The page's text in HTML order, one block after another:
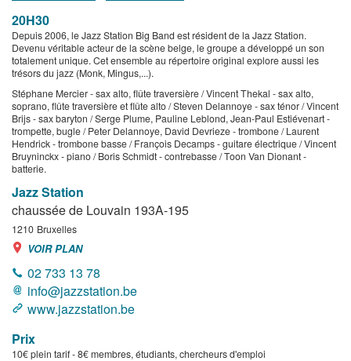
20H30
Depuis 2006, le Jazz Station Big Band est résident de la Jazz Station.
Devenu véritable acteur de la scène belge, le groupe a développé un son
totalement unique. Cet ensemble au répertoire original explore aussi les
trésors du jazz (Monk, Mingus,...).
Stéphane Mercier - sax alto, flûte traversière / Vincent Thekal - sax alto,
soprano, flûte traversière et flûte alto / Steven Delannoye - sax ténor / Vincent
Brijs - sax baryton / Serge Plume, Pauline Leblond, Jean-Paul Estiévenart -
trompette, bugle / Peter Delannoye, David Devrieze - trombone / Laurent
Hendrick - trombone basse / François Decamps - guitare électrique / Vincent
Bruyninckx - piano / Boris Schmidt - contrebasse / Toon Van Dionant -
batterie.
Jazz Station
chaussée de Louvain 193A-195
1210 Bruxelles
VOIR PLAN
02 733 13 78
info@jazzstation.be
www.jazzstation.be
Prix
10€ plein tarif - 8€ membres, étudiants, chercheurs d'emploi